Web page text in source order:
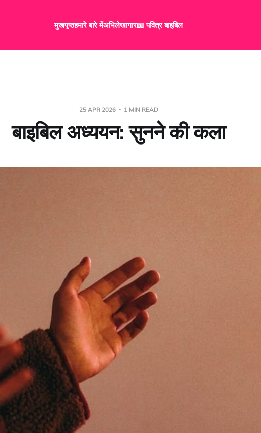
मुखपृष्ठहमारे बारे मेंअभिलेखागार📖 पवित्र बाइबिल
25 APR 2026 1 MIN READ
बाइबिल अध्ययन: सुनने की कला